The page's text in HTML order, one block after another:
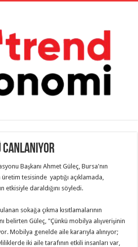
Başkanı Ahmet Güleç, Bursa'nın
tesisinde yaptığı açıklamada,
etkisiyle daraldığını söyledi.
sokağa çıkma kısıtlamalarının
belirten Güleç, "Çünkü mobilya alışverişinin
Mobilya genelde aile kararıyla alınıyor;
iki aile tarafının etkili insanları var,